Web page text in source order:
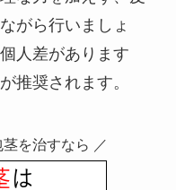
がら行いましょ
人差があります
推奨されます。
を治すなら ／